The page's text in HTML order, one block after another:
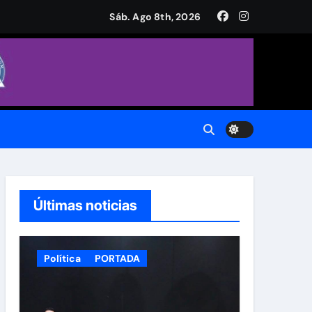
de Armas
Sáb. Ago 8th, 2026
Últimas noticias
Política PORTADA